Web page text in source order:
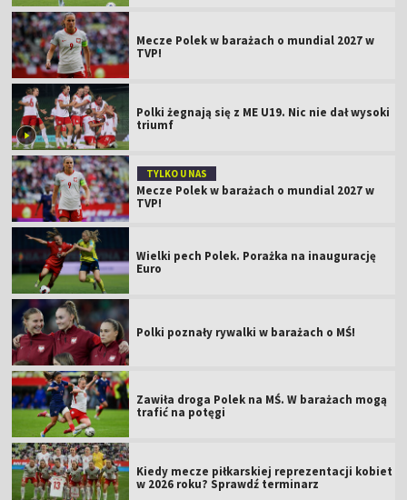
Mecze Polek w barażach o mundial 2027 w
TVP!
Polki żegnają się z ME U19. Nic nie dał wysoki
triumf
TYLKO U NAS
Mecze Polek w barażach o mundial 2027 w
TVP!
Wielki pech Polek. Porażka na inaugurację
Euro
Polki poznały rywalki w barażach o MŚ!
Zawiła droga Polek na MŚ. W barażach mogą
trafić na potęgi
Kiedy mecze piłkarskiej reprezentacji kobiet
w 2026 roku? Sprawdź terminarz